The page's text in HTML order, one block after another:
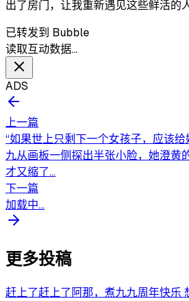
出了房门，让我重新遇见这些鲜活的
已转发到 Bubble
读取互动数据…
ADS
上一篇
“如果世上只剩下一个女孩子，应
九从画板一侧探出半张小脸，她澄黄
才又缩了...
下一篇
加载中...
更多投稿
赶上了赶上了阿那，煮九九周年快乐